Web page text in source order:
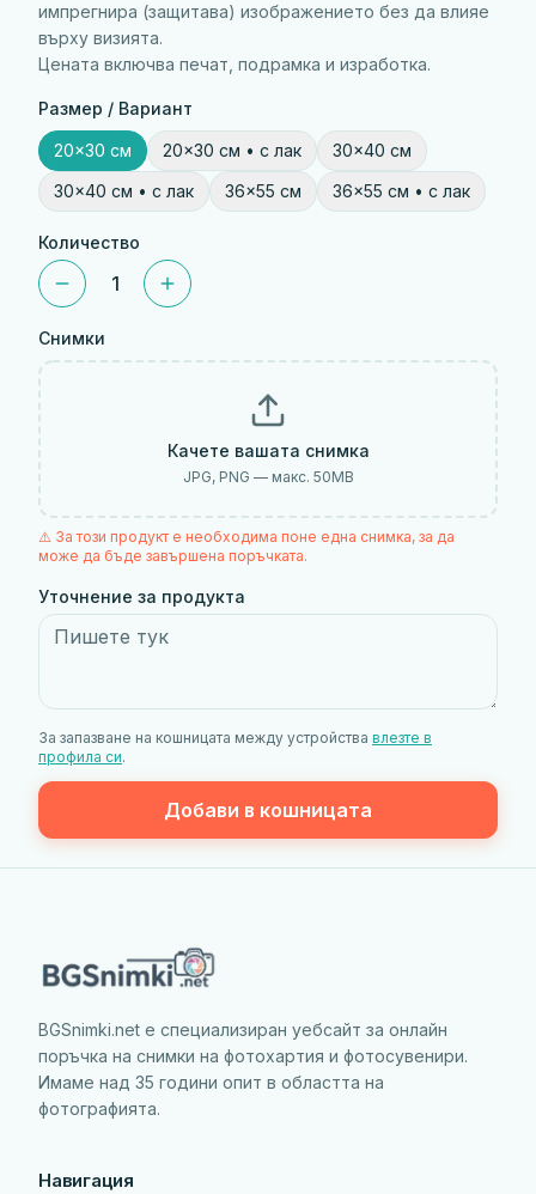
импрегнира (защитава) изображението без да влияе
върху визията.
Цената включва печат, подрамка и изработка.
Размер / Вариант
20×30 см 20×30 см • с лак
30×40 см
30×40 см • с лак
36×55 см 36×55 см • с лак
Количество
1
Снимки
Качете вашата снимка
JPG, PNG — макс. 50MB
⚠️ За този продукт е необходима поне една снимка, за да
може да бъде завършена поръчката.
Уточнение за продукта
За запазване на кошницата между устройства влезте в
профила си.
Добави в кошницата
BGSnimki.net е специализиран уебсайт за онлайн
поръчка на снимки на фотохартия и фотосувенири.
Имаме над 35 години опит в областта на
фотографията.
Навигация